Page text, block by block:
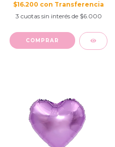
$16.200 con
3 cuotas sin interés de $6.000